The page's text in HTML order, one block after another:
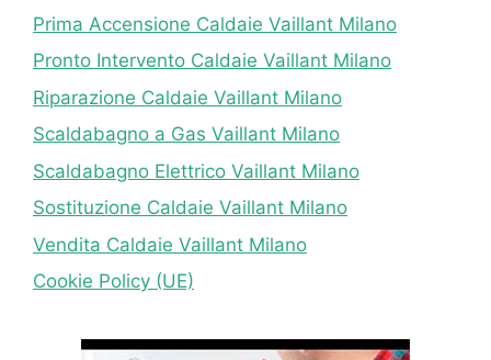
Prima Accensione Caldaie Vaillant Milano
Pronto Intervento Caldaie Vaillant Milano
Riparazione Caldaie Vaillant Milano
Scaldabagno a Gas Vaillant Milano
Scaldabagno Elettrico Vaillant Milano
Sostituzione Caldaie Vaillant Milano
Vendita Caldaie Vaillant Milano
Cookie Policy (UE)